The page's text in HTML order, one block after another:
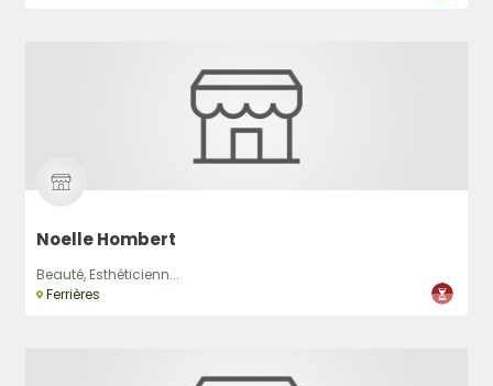
Noelle Hombert
Beauté, Esthéticienn...
Ferrières